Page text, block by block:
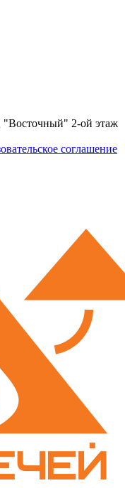
"Восточный" 2-ой этаж
соглашение